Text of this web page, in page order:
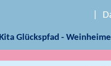
Kita Glückspfad -